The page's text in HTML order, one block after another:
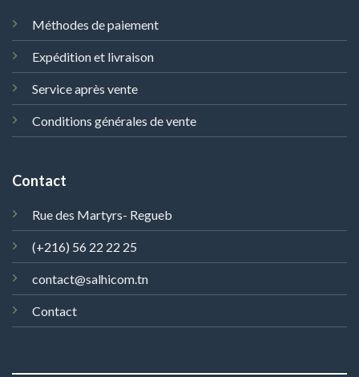
Méthodes de paiement
Expédition et livraison
Service après vente
Conditions générales de vente
Contact
Rue des Martyrs- Regueb
(+216) 56 22 22 25
contact@salhicom.tn
Contact